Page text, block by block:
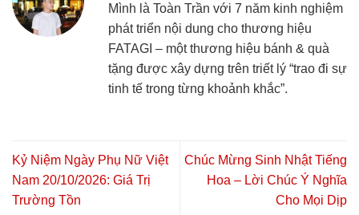
Mình là Toàn Trần với 7 năm kinh nghiệm
phát triển nội dung cho thương hiệu
FATAGI – một thương hiệu bánh & quà
tặng được xây dựng trên triết lý “trao đi sự
tinh tế trong từng khoảnh khắc”.
Kỷ Niệm Ngày Phụ Nữ Việt
Nam 20/10/2026: Giá Trị
Trường Tồn
Chúc Mừng Sinh Nhật Tiếng
Hoa – Lời Chúc Ý Nghĩa
Cho Mọi Dịp